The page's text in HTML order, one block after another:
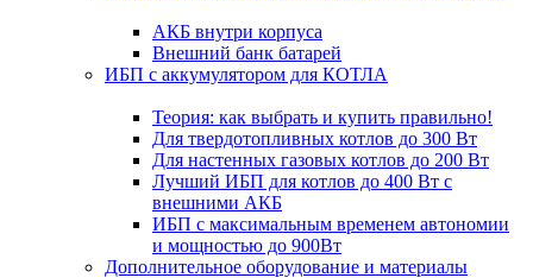
АКБ внутри корпуса
Внешний банк батарей
ИБП с аккумулятором для КОТЛА
Теория: как выбрать и купить правильно!
Для твердотопливных котлов до 300 Вт
Для настенных газовых котлов до 200 Вт
Лучший ИБП для котлов до 400 Вт с
внешними АКБ
ИБП с максимальным временем автономии
и мощностью до 900Вт
Дополнительное оборудование и материалы